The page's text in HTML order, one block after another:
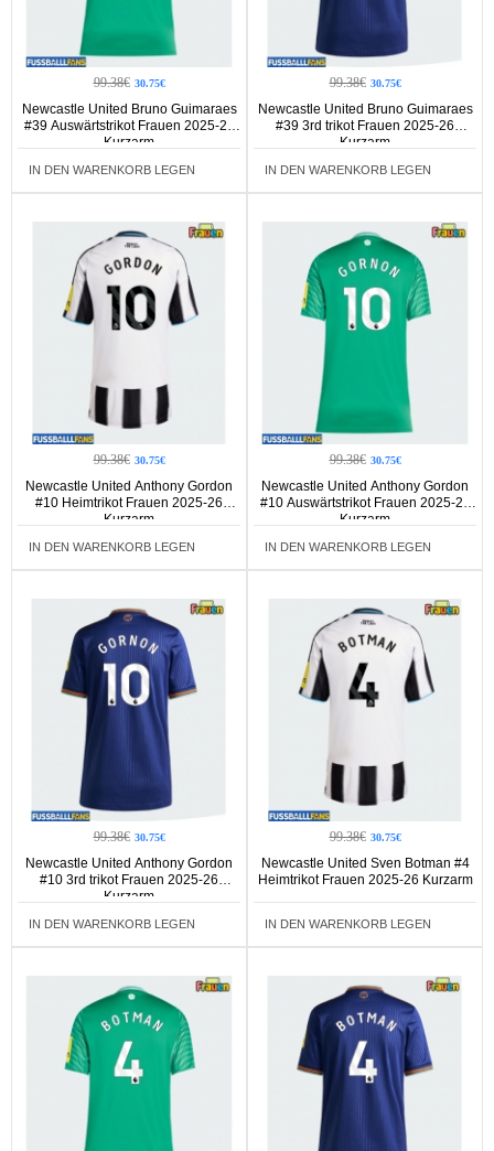
99.38€ 30.75€
Newcastle United Bruno Guimaraes
#39 Auswärtstrikot Frauen 2025-26
Kurzarm
IN DEN WARENKORB LEGEN
99.38€ 30.75€
Newcastle United Bruno Guimaraes
#39 3rd trikot Frauen 2025-26
Kurzarm
IN DEN WARENKORB LEGEN
99.38€ 30.75€
Newcastle United Anthony Gordon
#10 Heimtrikot Frauen 2025-26
Kurzarm
IN DEN WARENKORB LEGEN
99.38€ 30.75€
Newcastle United Anthony Gordon
#10 Auswärtstrikot Frauen 2025-26
Kurzarm
IN DEN WARENKORB LEGEN
99.38€ 30.75€
Newcastle United Anthony Gordon
#10 3rd trikot Frauen 2025-26
Kurzarm
IN DEN WARENKORB LEGEN
99.38€ 30.75€
Newcastle United Sven Botman #4
Heimtrikot Frauen 2025-26 Kurzarm
IN DEN WARENKORB LEGEN